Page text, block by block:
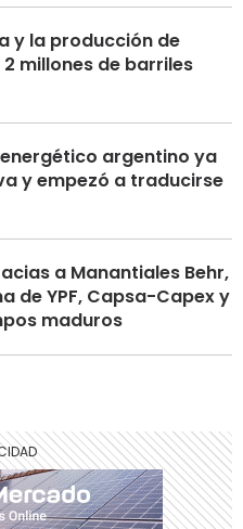
y la producción de
millones de barriles
argentino ya
y empezó a traducirse
a Manantiales Behr,
de YPF, Capsa-Capex y
maduros